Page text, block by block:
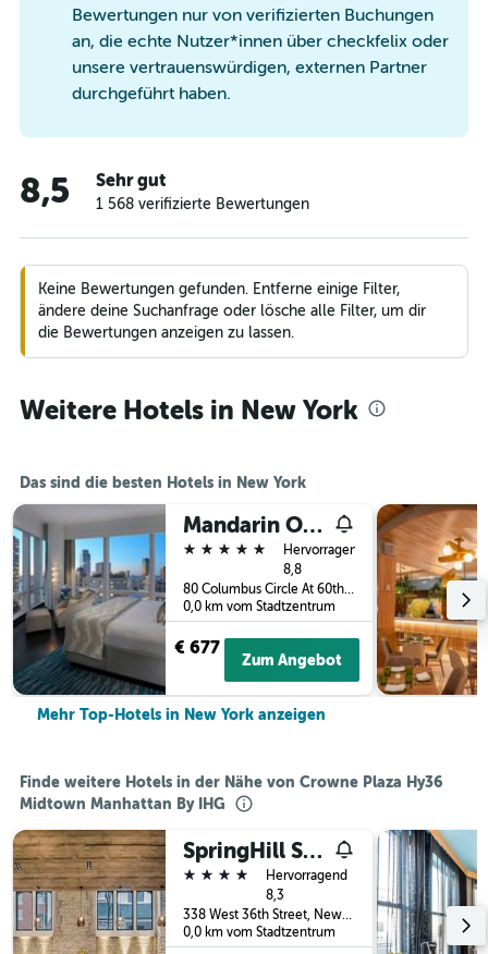
Bewertungen nur von verifizierten Buchungen
an, die echte Nutzer*innen über checkfelix oder
unsere vertrauenswürdigen, externen Partner
durchgeführt haben.
8,5 Sehr gut
1 568 verifizierte Bewertungen
Keine Bewertungen gefunden. Entferne einige Filter,
ändere deine Suchanfrage oder lösche alle Filter, um dir
die Bewertungen anzeigen zu lassen.
Weitere Hotels in New York
Das sind die besten Hotels in New York
Mandarin Oriental, New York
5 Sterne
Hervorragend
8,8
80 Columbus Circle At 60th Street, New York, NY, USA
0,0 km vom Stadtzentrum
€ 677
Zum Angebot
Mehr Top-Hotels in New York anzeigen
Finde weitere Hotels in der Nähe von Crowne Plaza Hy36
Midtown Manhattan By IHG
SpringHill Suites by Marriott New York Manhattan/Times Square South
4 Sterne
Hervorragend
8,3
338 West 36th Street, New York, NY, USA
0,0 km vom Stadtzentrum